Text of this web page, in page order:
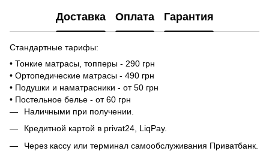
Доставка Оплата Гарантия
Стандартные тарифы:
• Тонкие матрасы, топперы - 290 грн
• Ортопедические матрасы - 490 грн
• Подушки и наматрасники - от 50 грн
• Постельное белье - от 60 грн
Наличными при получении.
Кредитной картой в privat24, LiqPay.
Через кассу или терминал самообслуживания Приватбанк.